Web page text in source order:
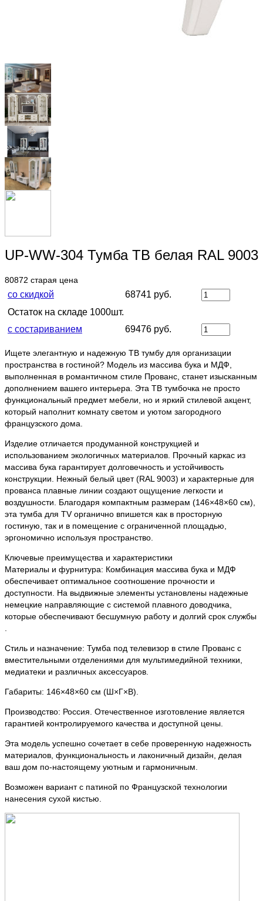
UP-WW-304 Тумба ТВ белая RAL 9003
80872 старая цена
со скидкой
68741 руб.
Остаток на складе 1000шт.
с состариванием
69476 руб.
Ищете элегантную и надежную ТВ тумбу для организации
пространства в гостиной? Модель из массива бука и МДФ,
выполненная в романтичном стиле Прованс, станет изысканным
дополнением вашего интерьера. Эта ТВ тумбочка не просто
функциональный предмет мебели, но и яркий стилевой акцент,
который наполнит комнату светом и уютом загородного
французского дома.
Изделие отличается продуманной конструкцией и
использованием экологичных материалов. Прочный каркас из
массива бука гарантирует долговечность и устойчивость
конструкции. Нежный белый цвет (RAL 9003) и характерные для
прованса плавные линии создают ощущение легкости и
воздушности. Благодаря компактным размерам (146×48×60 см),
эта тумба для TV органично впишется как в просторную
гостиную, так и в помещение с ограниченной площадью,
эргономично используя пространство.
Ключевые преимущества и характеристики
Материалы и фурнитура: Комбинация массива бука и МДФ
обеспечивает оптимальное соотношение прочности и
доступности. На выдвижные элементы установлены надежные
немецкие направляющие с системой плавного доводчика,
которые обеспечивают бесшумную работу и долгий срок службы
Стиль и назначение: Тумба под телевизор в стиле Прованс с
вместительными отделениями для мультимедийной техники,
медиатеки и различных аксессуаров.
Габариты: 146×48×60 см (Ш×Г×В).
Производство: Россия. Отечественное изготовление является
гарантией контролируемого качества и доступной цены.
Эта модель успешно сочетает в себе проверенную надежность
материалов, функциональность и лаконичный дизайн, делая
ваш дом по-настоящему уютным и гармоничным.
Возможен вариант с патиной по Французской технологии
нанесения сухой кистью.